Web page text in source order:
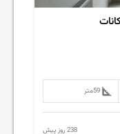
59متر
238 روز پیش